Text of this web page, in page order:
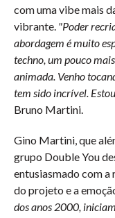
com uma vibe mais
vibrante. "Poder
abordagem é muito
techno, um pouco
animada. Venho
tem sido incrível.
Bruno Martini.
Gino Martini, que
grupo Double You
entusiasmado com a
do projeto e a
dos anos 2000,